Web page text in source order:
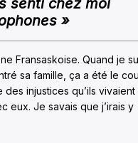
senti chez moi
»
Fransaskoise. Quand je
sa famille, ça a été le
injustices qu’ils vivaient
eux. Je savais que j’irais y